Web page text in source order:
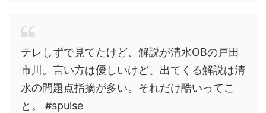
テレしずで見てたけど、解説が清水OBの戸田
市川。言い方は優しいけど、出てくる解説は清
水の問題点指摘が多い。それだけ酷いってこ
と。 #spulse